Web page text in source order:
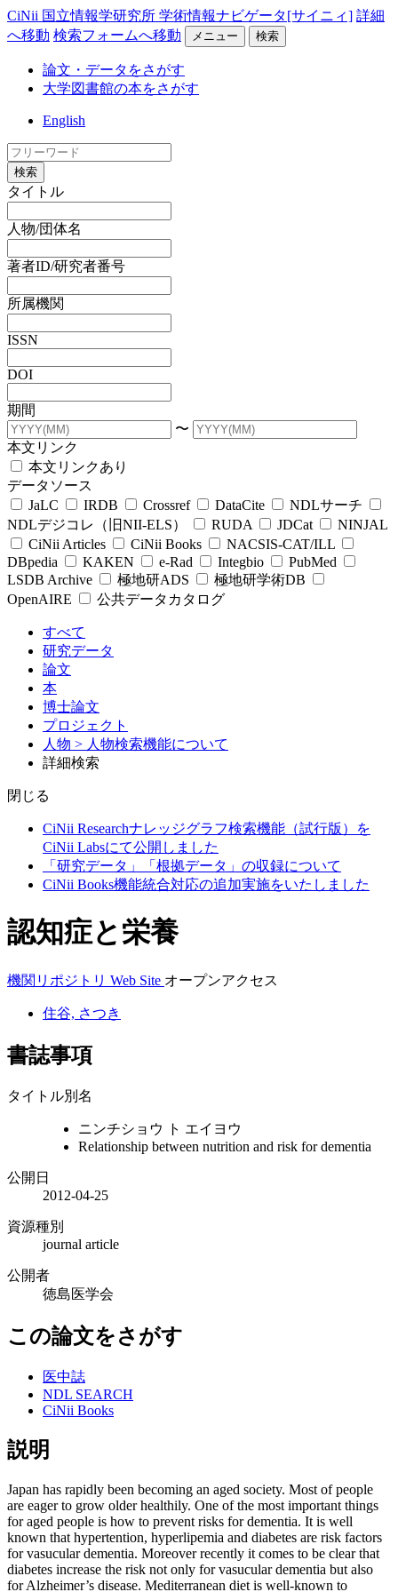
CiNii 国立情報学研究所 学術情報ナビゲータ[サイニィ] 詳細
へ移動 検索フォームへ移動 メニュー 検索
論文・データをさがす
大学図書館の本をさがす
English
検索
タイトル
人物/団体名
著者ID/研究者番号
所属機関
ISSN
DOI
期間
〜
本文リンク
本文リンクあり
データソース
JaLC
IRDB Crossref DataCite
NDLサーチ
NDLデジコレ（旧NII-ELS）
RUDA JDCat
NINJAL
CiNii Articles
CiNii Books
NACSIS-CAT/ILL
DBpedia
KAKEN e-Rad Integbio
PubMed
LSDB Archive
極地研ADS
極地研学術DB
OpenAIRE
公共データカタログ
すべて
研究データ
論文
本
博士論文
プロジェクト
人物 > 人物検索機能について
詳細検索
閉じる
CiNii Researchナレッジグラフ検索機能（試行版）を
CiNii Labsにて公開しました
「研究データ」「根拠データ」の収録について
CiNii Books機能統合対応の追加実施をいたしました
認知症と栄養
機関リポジトリ Web Site オープンアクセス
住谷, さつき
書誌事項
タイトル別名
ニンチショウ ト エイヨウ
Relationship between nutrition and risk for dementia
公開日
2012-04-25
資源種別
journal article
公開者
徳島医学会
この論文をさがす
医中誌
NDL SEARCH
CiNii Books
説明
Japan has rapidly been becoming an aged society. Most of people
are eager to grow older healthily. One of the most important things
for aged people is how to prevent risks for dementia. It is well
known that hypertention, hyperlipemia and diabetes are risk factors
for vasucular dementia. Moreover recently it comes to be clear that
diabetes increase the risk not only for vasucular dementia but also
for Alzheimer’s disease. Mediterranean diet is well-known to